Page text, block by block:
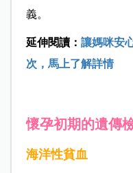
義。
延伸閱讀： 讓媽咪安
次，馬上了解詳情
懷孕初期的遺傳
海洋性貧血